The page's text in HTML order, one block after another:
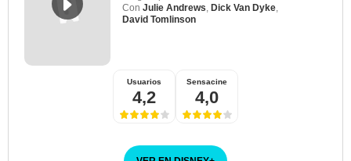
Con Julie Andrews Dick Van Dyke
David Tomlinson
Usuarios
4,2
Sensacine
4,0